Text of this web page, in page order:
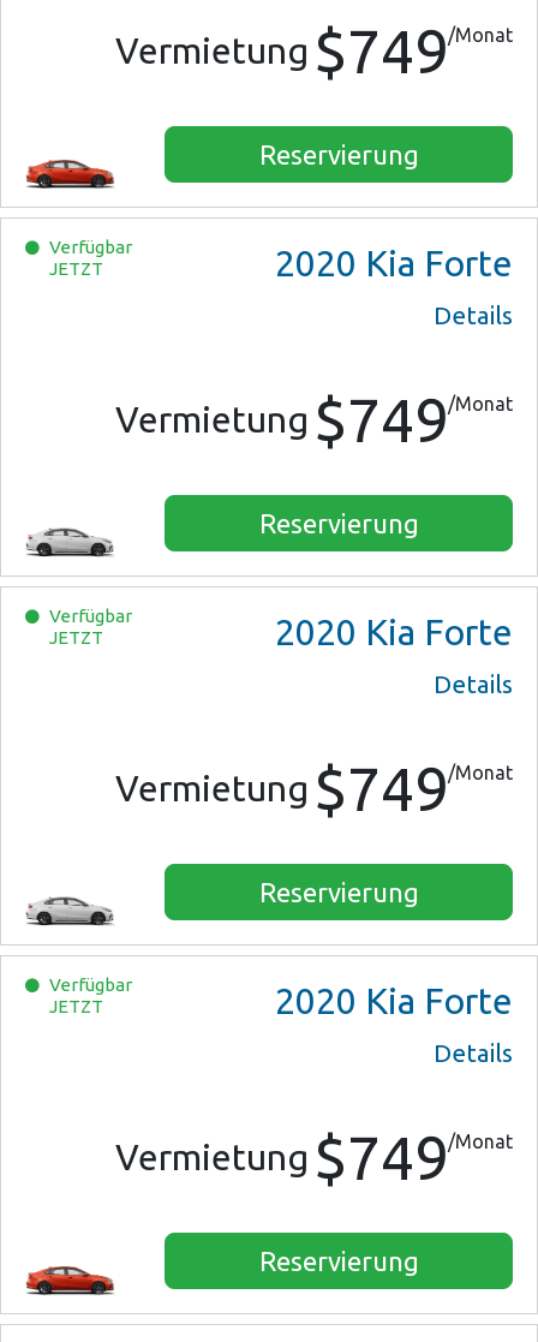
Vermietung $749/Monat
Reservierung
Verfügbar
JETZT
2020 Kia Forte
Details
Vermietung $749/Monat
Reservierung
Verfügbar
JETZT
2020 Kia Forte
Details
Vermietung $749/Monat
Reservierung
Verfügbar
JETZT
2020 Kia Forte
Details
Vermietung $749/Monat
Reservierung